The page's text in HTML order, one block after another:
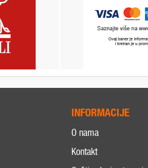
INFORMACIJE
O nama
Kontakt